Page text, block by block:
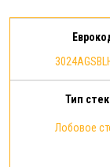
Тип
Лобовое